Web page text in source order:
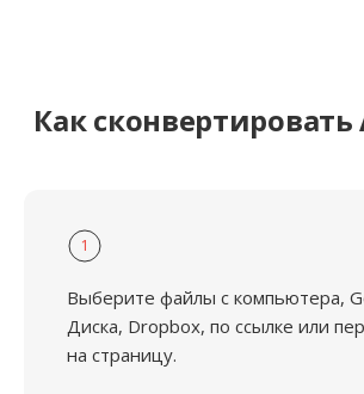
Как сконвертировать
1
Выберите файлы с компьютера,
Диска, Dropbox, по ссылке или
на страницу.